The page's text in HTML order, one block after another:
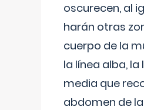
oscurecen, al
harán otras
cuerpo de la
la línea alba, la
media que
abdomen de